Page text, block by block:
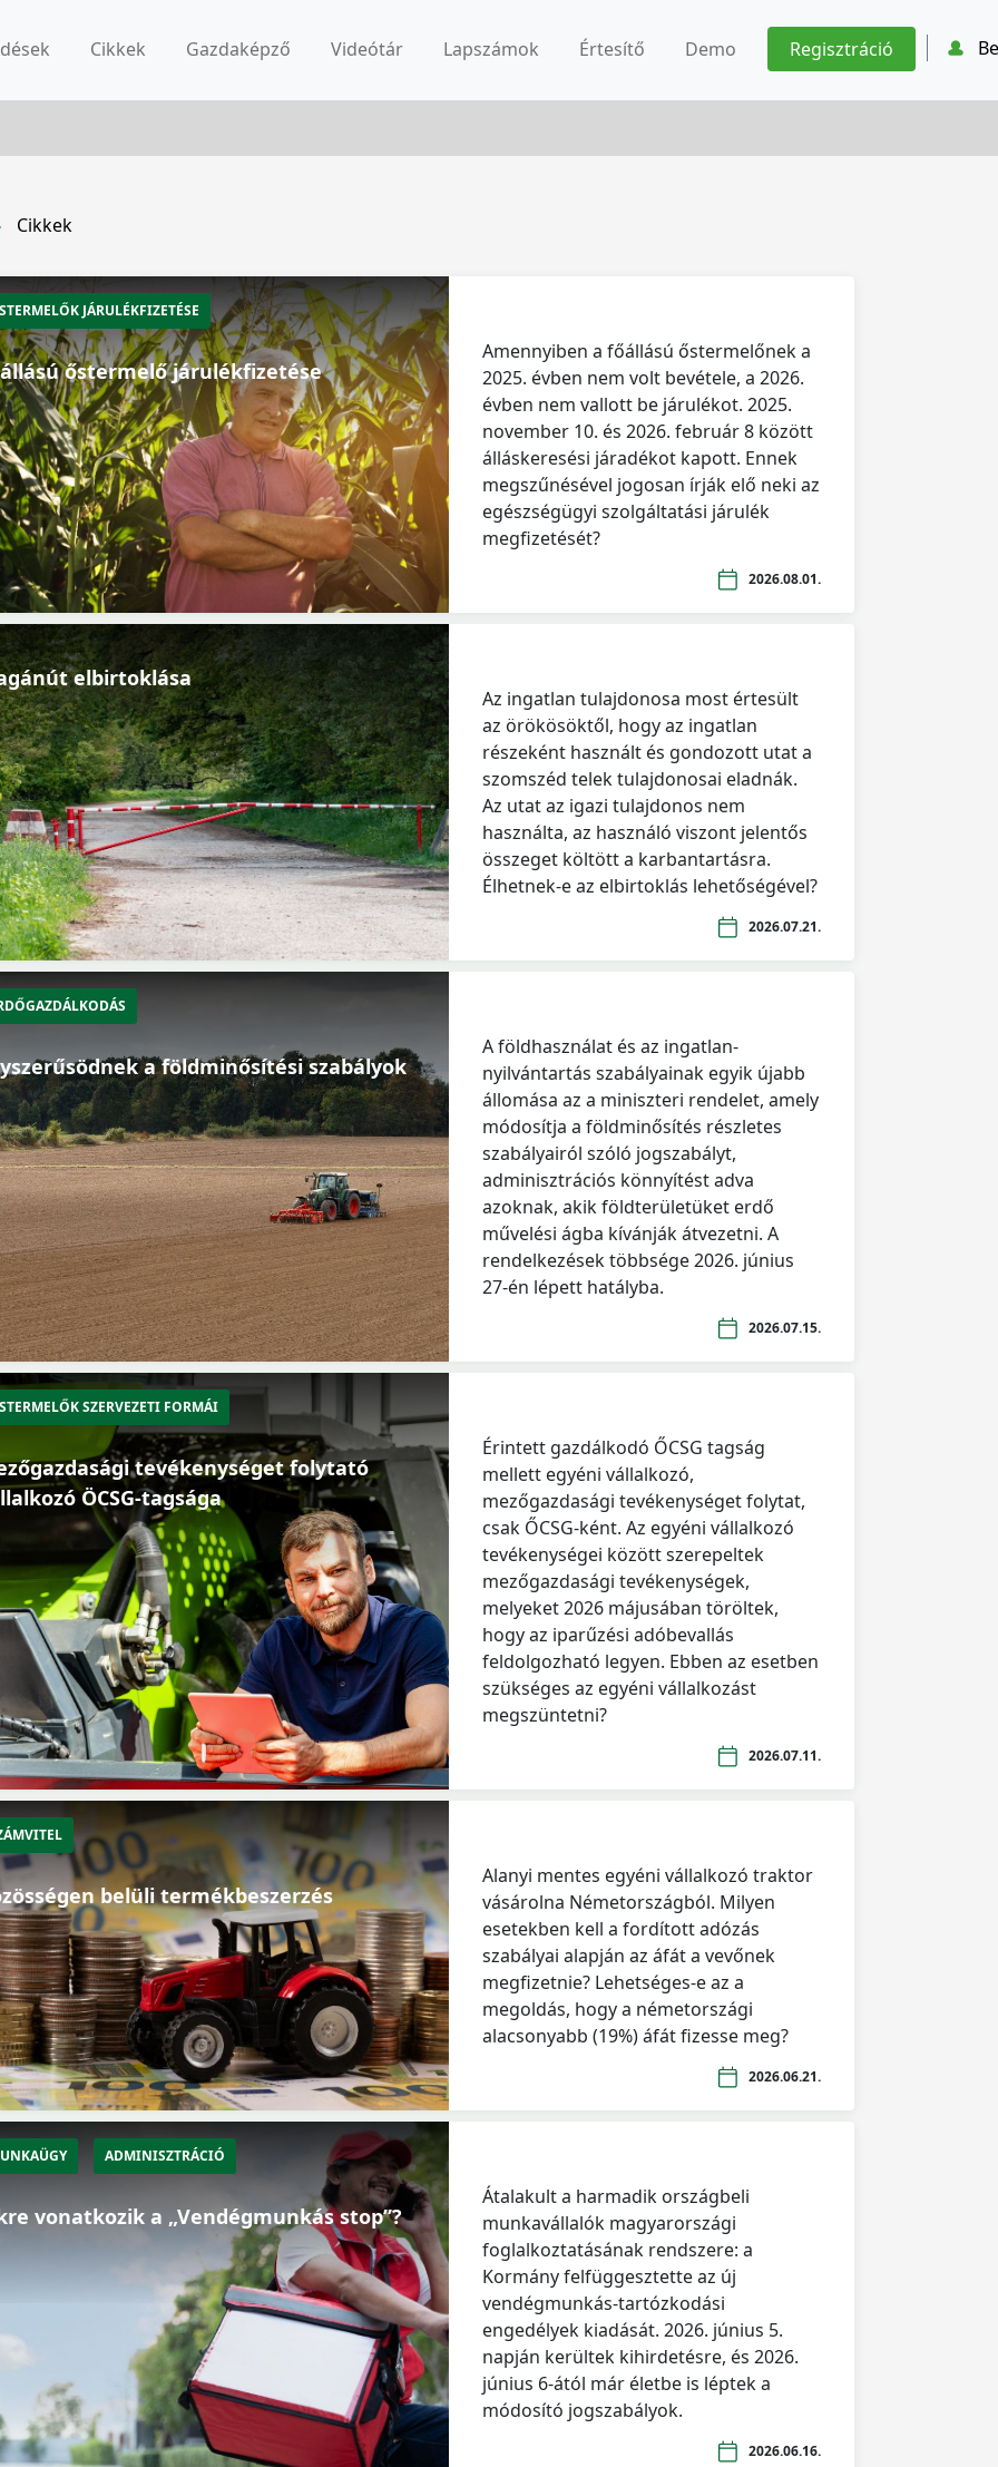
Cikkek Gazdaképző Videótár Lapszámok Értesítő Demo Regisztráció
Cikkek
JÁRULÉKFIZETÉSE
őstermelő járulékfizetése
Amennyiben a főállású őstermelőnek a
2025. évben nem volt bevétele, a 2026.
évben nem vallott be járulékot. 2025.
november 10. és 2026. február 8 között
álláskeresési járadékot kapott. Ennek
megszűnésével jogosan írják elő neki az
egészségügyi szolgáltatási járulék
megfizetését?
2026.08.01.
elbirtoklása
Az ingatlan tulajdonosa most értesült
az örökösöktől, hogy az ingatlan
részeként használt és gondozott utat a
szomszéd telek tulajdonosai eladnák.
Az utat az igazi tulajdonos nem
használta, az használó viszont jelentős
összeget költött a karbantartásra.
Élhetnek-e az elbirtoklás lehetőségével?
2026.07.21.
a földminősítési szabályok
A földhasználat és az ingatlan-
nyilvántartás szabályainak egyik újabb
állomása az a miniszteri rendelet, amely
módosítja a földminősítés részletes
szabályairól szóló jogszabályt,
adminisztrációs könnyítést adva
azoknak, akik földterületüket erdő
művelési ágba kívánják átvezetni. A
rendelkezések többsége 2026. június
27-én lépett hatályba.
2026.07.15.
SZERVEZETI FORMÁI
tevékenységet folytató
ÖCSG-tagsága
Érintett gazdálkodó ŐCSG tagság
mellett egyéni vállalkozó,
mezőgazdasági tevékenységet folytat,
csak ŐCSG-ként. Az egyéni vállalkozó
tevékenységei között szerepeltek
mezőgazdasági tevékenységek,
melyeket 2026 májusában töröltek,
hogy az iparűzési adóbevallás
feldolgozható legyen. Ebben az esetben
szükséges az egyéni vállalkozást
megszüntetni?
2026.07.11.
belüli termékbeszerzés
Alanyi mentes egyéni vállalkozó traktor
vásárolna Németországból. Milyen
esetekben kell a fordított adózás
szabályai alapján az áfát a vevőnek
megfizetnie? Lehetséges-e az a
megoldás, hogy a németországi
alacsonyabb (19%) áfát fizesse meg?
2026.06.21.
ADMINISZTRÁCIÓ
vonatkozik a „Vendégmunkás stop”?
Átalakult a harmadik országbeli
munkavállalók magyarországi
foglalkoztatásának rendszere: a
Kormány felfüggesztette az új
vendégmunkás-tartózkodási
engedélyek kiadását. 2026. június 5.
napján kerültek kihirdetésre, és 2026.
június 6-ától már életbe is léptek a
módosító jogszabályok.
2026.06.16.